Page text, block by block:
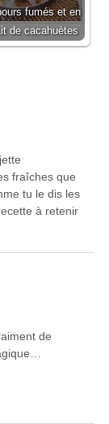
fumés et en
de cacahuètes
fraîches que
tu le dis les
à retenir
de